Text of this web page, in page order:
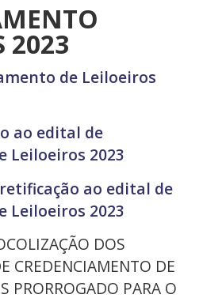
2023
de Leiloeiros
ao edital de
Leiloeiros 2023
ao edital de
Leiloeiros 2023
DOS
CREDENCIAMENTO DE
PRORROGADO PARA O